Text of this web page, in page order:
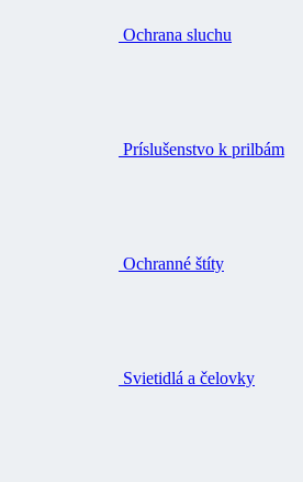
Ochrana sluchu
Príslušenstvo k prilbám
Ochranné štíty
Svietidlá a čelovky